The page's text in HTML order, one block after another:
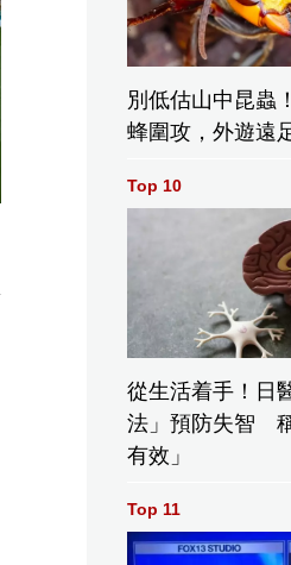
別低估山中昆蟲
蜂圍攻，外遊遠
Top 10
從生活着手！日
法」預防失智
有效」
Top 11